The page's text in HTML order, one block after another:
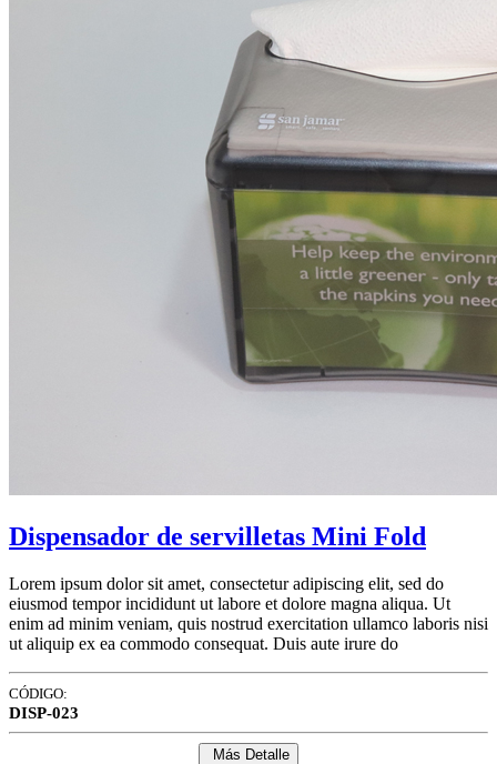
Dispensador de servilletas Mini Fold
Lorem ipsum dolor sit amet, consectetur adipiscing elit, sed do
eiusmod tempor incididunt ut labore et dolore magna aliqua. Ut
enim ad minim veniam, quis nostrud exercitation ullamco laboris nisi
ut aliquip ex ea commodo consequat. Duis aute irure do
CÓDIGO:
DISP-023
Más Detalle